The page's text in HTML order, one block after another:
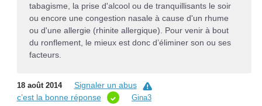
tabagisme, la prise d'alcool ou de tranquillisants le soir
ou encore une congestion nasale à cause d'un rhume
ou d'une allergie (rhinite allergique). Pour venir à bout
du ronflement, le mieux est donc d’éliminer son ou ses
facteurs.
18 août 2014
Signaler un abus
c’est la bonne réponse
Gina3